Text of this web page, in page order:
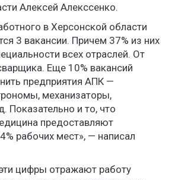
Алексей Алекссенко.
в Херсонской области
3 вакансии. Причем 37% из них
всех отраслей. От
Еще 10% вакансий
предприятия АПК —
механизаторы,
Показательно и то, что
предоставляют
рабочих мест», — написал
цифры отражают работу